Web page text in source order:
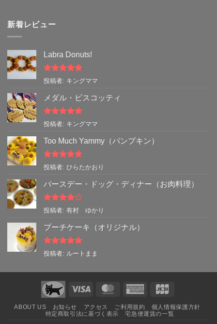
新着レビュー
Labra Donuts!
5段階中5の
評価
投稿者: キングママ
メダル・ビスコッティ
5段階中5の
評価
投稿者: キングママ
Too Much Yammy（パンプキン）
5段階中5の
評価
投稿者: ひらたかおり
バースデー・ドッグ・ディナー（お肉料理）
5段階中4
の評価
投稿者: 有村 ゆかり
プーチケーキ（オリジナル）
5段階中 5の
評価
投稿者: ルートまま
Visa MasterCardAmerican
ABOUT US お知らせ アクセス ご利用規約
個人情報保護方針
特定商取引法に基づく表示
宅急便運賃の一覧